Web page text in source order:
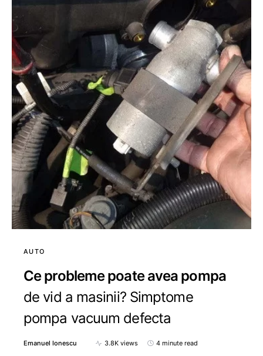
AUTO
Ce probleme poate avea pompa
de vid a masinii? Simptome
pompa vacuum defecta
Emanuel Ionescu 3.8K views 4 minute read